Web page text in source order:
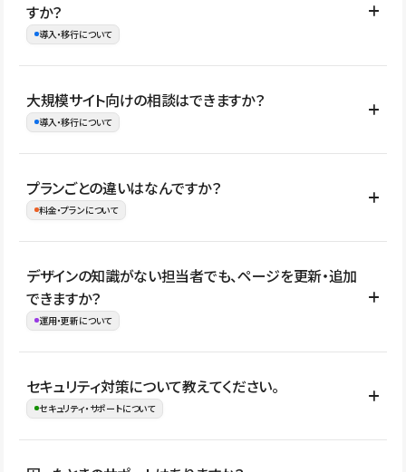
グ・メディア、イベントサイト、店舗・商品紹介サイト、ポートフ
ォリオなど幅広く制作できます。
すか？
導入・移行について
はい。既存サイトの構成やコンテンツ、URLを整理したうえで、
Studio上に再構築する形で移行できます。 WordPressの場合は、
イト全体のデザインや設定がそのまま移行されるわけではないた
め、移行後にページ構成やデザイン、CMS設計、URL・リダイレク
大規模サイト向けの相談はできますか？
導入・移行について
はい。アクセス規模が大きいサイトや、複数部門での運用、権限管
理、セキュリティ確認、既存システムとの連携など、個別の要件が
ない段階でも、お問い合わせください。
お問合せはこちら
プランごとの違いはなんですか？
料金・プランについて
公開ページ数、バージョン履歴の期間、CMS利用数の上限、権限
管理の有無などがプランごとに異なります。詳しくは料金プランペ
ージをご覧ください。
デザインの知識がない担当者でも、ページを更新・追加
できますか？
運用・更新について
はい。CMSやコンポーネントを活用して更新範囲を設計しておく
ことで、デザインを崩しにくい状態で運用できます。 さらにコン
セキュリティ対策について教えてください。
セキュリティ・サポートについて